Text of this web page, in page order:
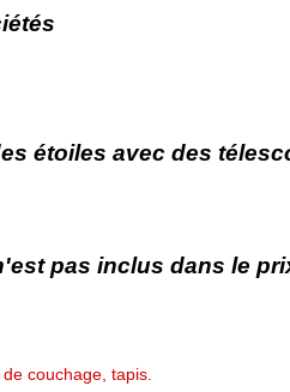
étoiles avec des
pas inclus dans le
couchage, tapis.